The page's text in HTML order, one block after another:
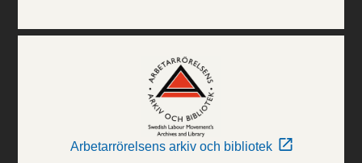
Arbetarrörelsens arkiv och bibliotek